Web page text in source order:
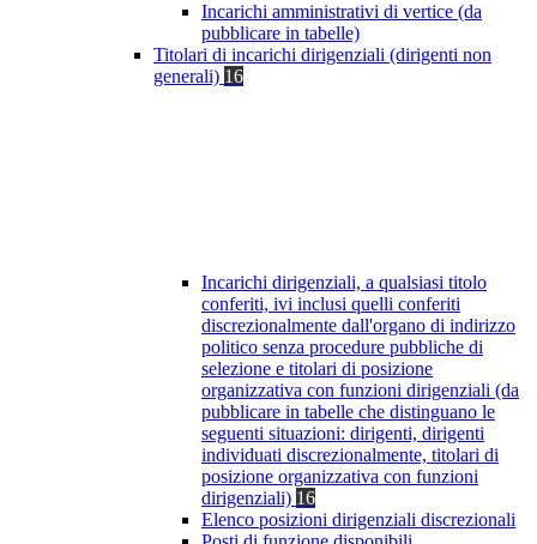
Incarichi amministrativi di vertice (da
pubblicare in tabelle)
Titolari di incarichi dirigenziali (dirigenti non
generali) 16
Incarichi dirigenziali, a qualsiasi titolo
conferiti, ivi inclusi quelli conferiti
discrezionalmente dall'organo di indirizzo
politico senza procedure pubbliche di
selezione e titolari di posizione
organizzativa con funzioni dirigenziali (da
pubblicare in tabelle che distinguano le
seguenti situazioni: dirigenti, dirigenti
individuati discrezionalmente, titolari di
posizione organizzativa con funzioni
dirigenziali) 16
Elenco posizioni dirigenziali discrezionali